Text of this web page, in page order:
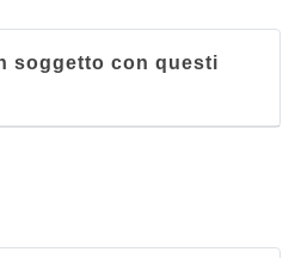
soggetto con questi